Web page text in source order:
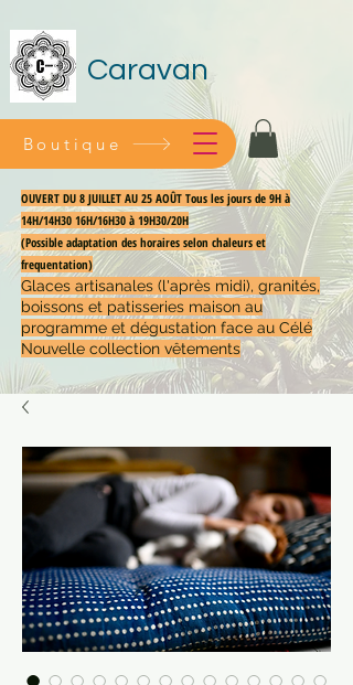
Caravan
OUVERT DU 8 JUILLET AU 25 AOÛT Tous les jours de 9H à
14H/14H30 16H/16H30 à 19H30/20H
(Possible adaptation des horaires selon chaleurs et
frequentation)
Glaces artisanales (l'après midi), granités,
boissons et patisseries maison au
programme et dégustation face au Célé
Nouvelle collection vêtements
Boutique